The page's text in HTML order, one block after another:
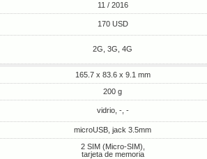
11 / 2016
170 USD
2G, 3G, 4G
165.7 x 83.6 x 9.1 mm
200 g
vidrio, -, -
microUSB, jack 3.5mm
2 SIM (Micro-SIM),
tarjeta de memoria